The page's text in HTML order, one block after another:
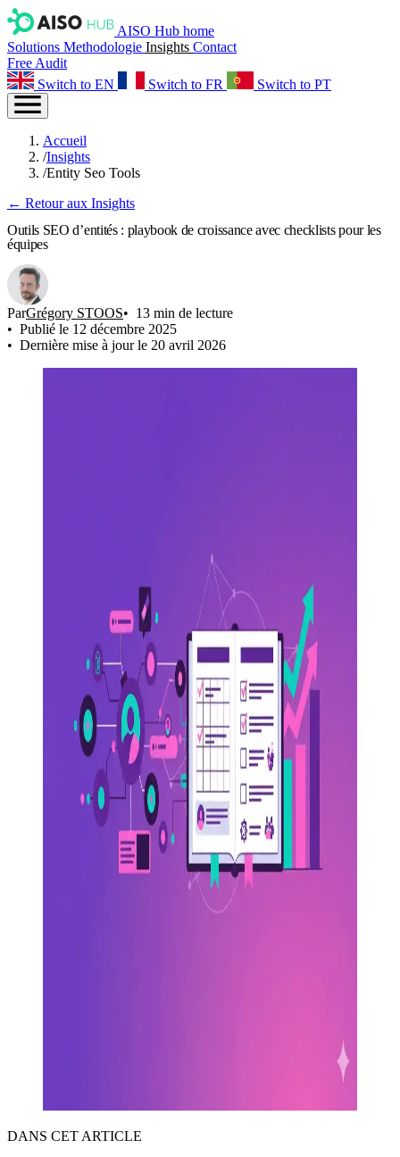
AISO Hub home
Solutions Methodologie Insights Contact
Free Audit
Switch to EN
Switch to FR Switch to PT
Accueil
/Insights
/Entity Seo Tools
← Retour aux Insights
Outils SEO d’entités : playbook de croissance avec checklists pour les
équipes
ParGrégory STOOS
13 min de lecture
Publié le 12 décembre 2025
Dernière mise à jour le 20 avril 2026
DANS CET ARTICLE